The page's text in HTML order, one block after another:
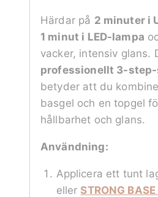
Härdar på 2 minuter i
1 minut i LED-lampa
vacker, intensiv glans.
professionellt 3-
betyder att du
basgel och en topgel
hållbarhet och glans.
Användning:
Applicera ett tunt
ellerSTRONG